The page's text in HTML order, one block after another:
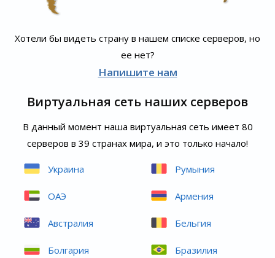
Хотели бы видеть страну в нашем списке серверов, но
ее нет?
Напишите нам
Виртуальная сеть наших серверов
В данный момент наша виртуальная сеть имеет 80
серверов в 39 странах мира, и это только начало!
Украина Румыния
ОАЭ Армения
Австралия Бельгия
Болгария Бразилия